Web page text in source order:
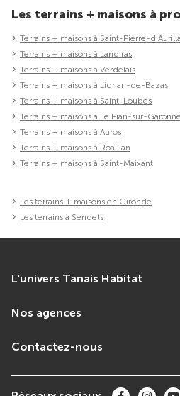
Les terrains + maisons à
Terrains + maisons à Saint-Pierre-
Terrains + maisons à Landiras
Terrains + maisons à Verdelais
Terrains + maisons à Lignan-de-Bazas
Terrains + maisons à Saint-Loubès
Terrains + maisons à Le Pian-sur-Garonne
Terrains + maisons à Auros
Terrains + maisons à Roaillan
Terrains + maisons à Saint-Maixant
Les terrains + maisons en Gironde
Les terrains à Sendets
L'univers Tanais Habitat
Nos agences
Contactez-nous